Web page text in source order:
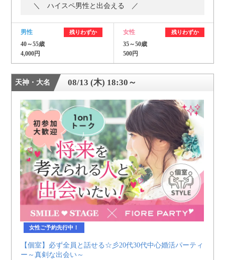
＼ ハイスペ男性と出会える ／
男性 残りわずか
40～55歳
4,000円
女性 残りわずか
35～50歳
500円
天神・大名 08/13 (木) 18:30～
女性ご予約先行中！
【個室】必ず全員と話せる☆彡20代30代中心婚活パーティ
ー～真剣な出会い～